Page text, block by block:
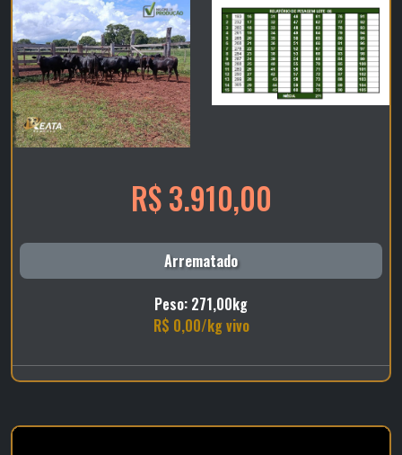
R$ 3.910,00
Arrematado
Peso: 271,00kg
R$ 0,00/kg vivo